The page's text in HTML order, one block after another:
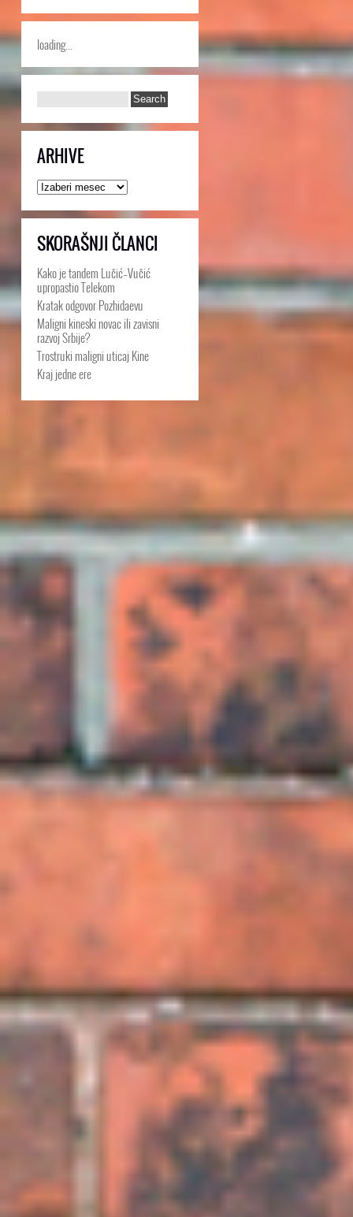
loading...
ARHIVE
Arhive
SKORAŠNJI ČLANCI
Kako je tandem Lučić–Vučić
upropastio Telekom
Kratak odgovor Pozhidaevu
Maligni kineski novac ili zavisni
razvoj Srbije?
Trostruki maligni uticaj Kine
Kraj jedne ere